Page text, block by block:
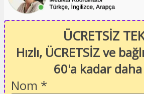
ÜCRETSİZ
Hızlı, ÜCRETSİZ ve
60'a kadar
Nom *